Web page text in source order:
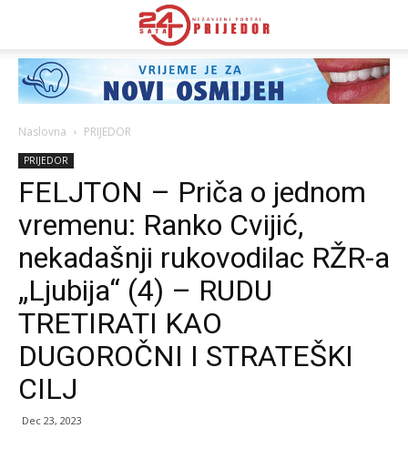
Naslovna PRIJEDOR
PRIJEDOR
FELJTON – Priča o jednom
vremenu: Ranko Cvijić,
nekadašnji rukovodilac RŽR-a
„Ljubija“ (4) – RUDU
TRETIRATI KAO
DUGOROČNI I STRATEŠKI
CILJ
Dec 23, 2023